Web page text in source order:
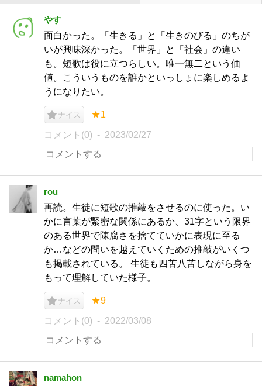
やす
面白かった。「生きる」と「生きのびる」のちが
いが興味深かった。「世界」と「社会」の違い
も。短歌は役に立つらしい。唯一無二という価
値。こういうものを誰かといっしょに楽しめるよ
うになりたい。
ナイス ★1
コメント(0) 2023/02/27
rou
再読。生徒に短歌の推敲をさせるのに使った。い
かに言葉が緊密な関係にあるか、31字という限界
のある世界で陳腐さを捨てていかに表現に至る
か…などの問いを越えていくための推敲がいくつ
も掲載されている。 生徒も四苦八苦しながら身を
もって理解していた様子。
ナイス ★9
コメント(0) 2022/03/08
namahon